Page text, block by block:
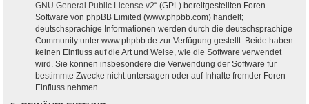
GNU General Public License v2“ (GPL) bereitgestellten Foren-
Software von phpBB Limited (www.phpbb.com) handelt;
deutschsprachige Informationen werden durch die deutschsprachige
Community unter www.phpbb.de zur Verfügung gestellt. Beide haben
keinen Einfluss auf die Art und Weise, wie die Software verwendet
wird. Sie können insbesondere die Verwendung der Software für
bestimmte Zwecke nicht untersagen oder auf Inhalte fremder Foren
Einfluss nehmen.